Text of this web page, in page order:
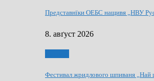
Представнїки ОЕБС нащивя „НВУ
8. авґуст 2026
Фестивал жридлового шпиваня „Най